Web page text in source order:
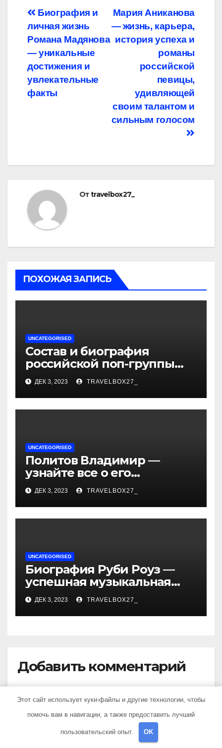
Навигация
по
записям
Мария Аниканова
— жизнь, карьера,
история успеха и
романы
российской
певицы,
удивляющей
своим талантом и
сильным голосом
Биография и
личная жизнь
Романа Мадянова
— уникальные
достижения и
увлекательные
факты
Отtravelbox27_
ПОХОЖАЯ ЗАПИСЬ
UNCATEGORISED
Состав и биография
российской поп-группы
«Иванушки интернешнл»
— история успеха, музыка
и судьбы участников
ДЕК 3, 2023 TRAVELBOX27_
UNCATEGORISED
Политов Владимир —
узнайте все о его
биографии, возрасте и
впечатляющих
достижениях!
ДЕК 3, 2023 TRAVELBOX27_
UNCATEGORISED
Биография Руби Роуз —
успешная музыкальная
карьера, личная жизнь и
знаковые достижения
ДЕК 3, 2023 TRAVELBOX27_
Добавить комментарий
Этот сайт использует куки-файлы и другие технологии, чтобы
помочь вам в навигации, а также предоставить лучший
пользовательский опыт. OK